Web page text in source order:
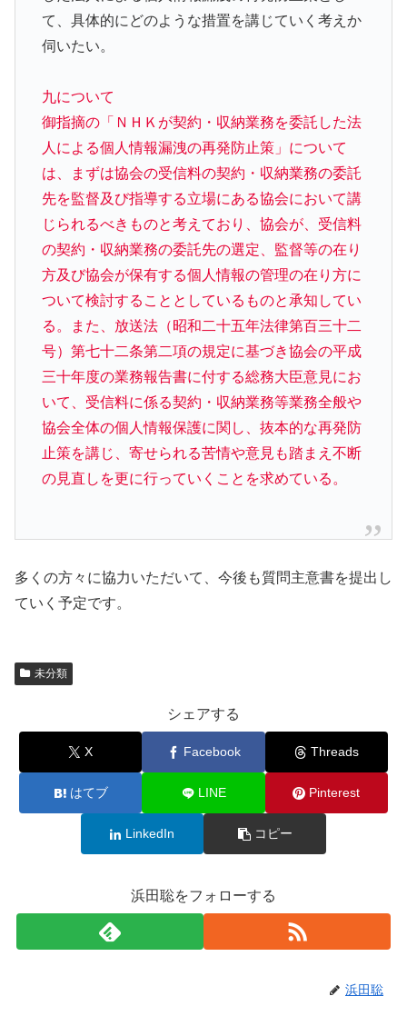
て、具体的にどのような措置を講じていく考えか
伺いたい。
九について
御指摘の「ＮＨＫが契約・収納業務を委託した法
人による個人情報漏洩の再発防止策」について
は、まずは協会の受信料の契約・収納業務の委託
先を監督及び指導する立場にある協会において講
じられるべきものと考えており、協会が、受信料
の契約・収納業務の委託先の選定、監督等の在り
方及び協会が保有する個人情報の管理の在り方に
ついて検討することとしているものと承知してい
る。また、放送法（昭和二十五年法律第百三十二
号）第七十二条第二項の規定に基づき協会の平成
三十年度の業務報告書に付する総務大臣意見にお
いて、受信料に係る契約・収納業務等業務全般や
協会全体の個人情報保護に関し、抜本的な再発防
止策を講じ、寄せられる苦情や意見も踏まえ不断
の見直しを更に行っていくことを求めている。
多くの方々に協力いただいて、今後も質問主意書を提出し
ていく予定です。
未分類
シェアする
X Facebook Threads
はてブ LINE Pinterest
LinkedIn コピー
浜田聡をフォローする
浜田聡